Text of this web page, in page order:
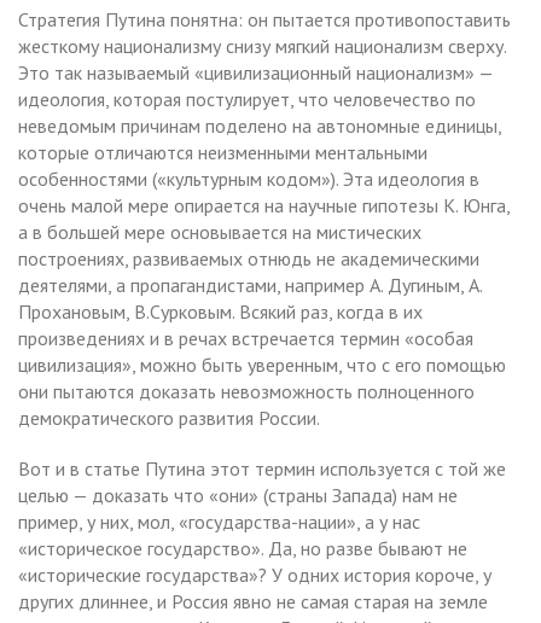
Стратегия Путина понятна: он пытается противопоставить
жесткому национализму снизу мягкий национализм сверху.
Это так называемый «цивилизационный национализм» —
идеология, которая постулирует, что человечество по
неведомым причинам поделено на автономные единицы,
которые отличаются неизменными ментальными
особенностями («культурным кодом»). Эта идеология в
очень малой мере опирается на научные гипотезы К. Юнга,
а в большей мере основывается на мистических
построениях, развиваемых отнюдь не академическими
деятелями, а пропагандистами, например А. Дугиным, А.
Прохановым, В.Сурковым. Всякий раз, когда в их
произведениях и в речах встречается термин «особая
цивилизация», можно быть уверенным, что с его помощью
они пытаются доказать невозможность полноценного
демократического развития России.
Вот и в статье Путина этот термин используется с той же
целью — доказать что «они» (страны Запада) нам не
пример, у них, мол, «государства-нации», а у нас
«историческое государство». Да, но разве бывают не
«исторические государства»? У одних история короче, у
других длиннее, и Россия явно не самая старая на земле